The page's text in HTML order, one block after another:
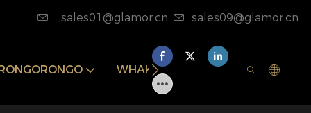
;sales01@glamor.cn sales09@glamor.cn
WHAKAPĀ MAI